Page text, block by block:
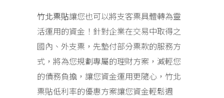
竹北票貼讓您也可以將支客票具體轉為靈
活運用的資金！針對企業在交易中取得之
國內、外支票，先墊付部分票款的服務方
式，將為您規劃專屬的理財方案，減輕您
的債務負擔，讓您資金運用更隨心，竹北
票貼低利率的優惠方案讓您資金輕鬆週